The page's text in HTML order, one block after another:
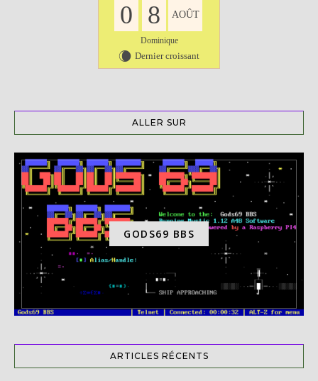
0 8 AOÛT
Dominique
W Dernier croissant
ALLER SUR
GODS69 BBS
ARTICLES RÉCENTS